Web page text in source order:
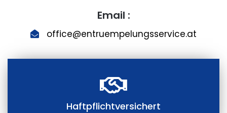
Email :
office@entruempelungsservice.at
Haftpflichtversichert